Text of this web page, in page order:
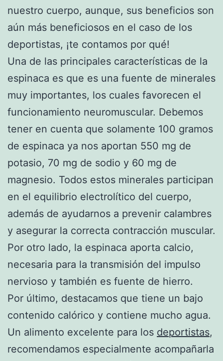
nuestro cuerpo, aunque, sus beneficios son
aún más beneficiosos en el caso de los
deportistas, ¡te contamos por qué!
Una de las principales características de la
espinaca es que es una fuente de minerales
muy importantes, los cuales favorecen el
funcionamiento neuromuscular. Debemos
tener en cuenta que solamente 100 gramos
de espinaca ya nos aportan 550 mg de
potasio, 70 mg de sodio y 60 mg de
magnesio. Todos estos minerales participan
en el equilibrio electrolítico del cuerpo,
además de ayudarnos a prevenir calambres
y asegurar la correcta contracción muscular.
Por otro lado, la espinaca aporta calcio,
necesaria para la transmisión del impulso
nervioso y también es fuente de hierro.
Por último, destacamos que tiene un bajo
contenido calórico y contiene mucho agua.
Un alimento excelente para los deportistas,
recomendamos especialmente acompañarla